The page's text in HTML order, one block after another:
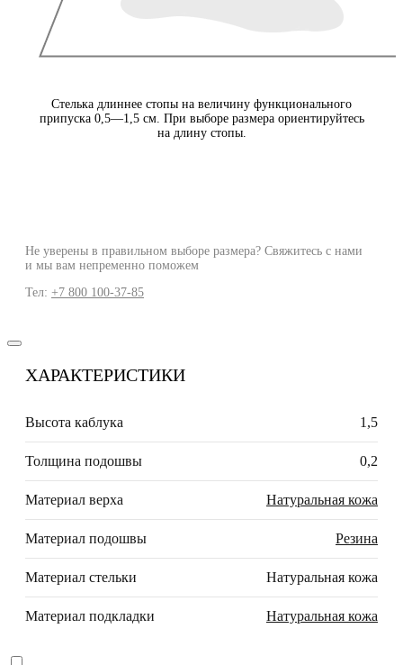
Стелька длиннее стопы на величину функционального
припуска 0,5—1,5 см. При выборе размера ориентируйтесь
на длину стопы.
Не уверены в правильном выборе размера? Свяжитесь с нами
и мы вам непременно поможем
Тел: +7 800 100-37-85
ХАРАКТЕРИСТИКИ
Высота каблука 1,5
Толщина подошвы 0,2
Материал верха Натуральная кожа
Материал подошвы Резина
Материал стельки Натуральная кожа
Материал подкладки Натуральная кожа